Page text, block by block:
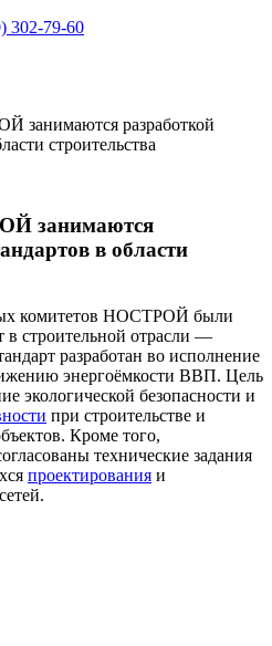
302-79-60
занимаются разработкой
строительства
занимаются
в области
комитетов НОСТРОЙ были
в строительной отрасли —
разработан во исполнение
энергоёмкости ВВП. Цель
экологической безопасности и
при строительстве и
Кроме того,
технические задания
проектирования и